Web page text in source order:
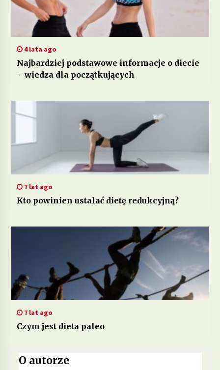
4 lata ago
Najbardziej podstawowe informacje o diecie
– wiedza dla początkujących
7 lat ago
Kto powinien ustalać dietę redukcyjną?
7 lat ago
Czym jest dieta paleo
O autorze